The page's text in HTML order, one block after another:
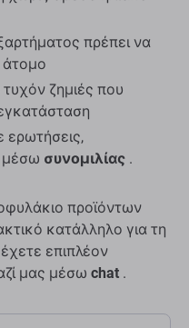
πρέπει να
άτομο
ζημιές που
ερωτήσεις,
μέσω συνομιλίας .
προϊόντων
κατάλληλο για τη
επιπλέον
μας μέσω chat .